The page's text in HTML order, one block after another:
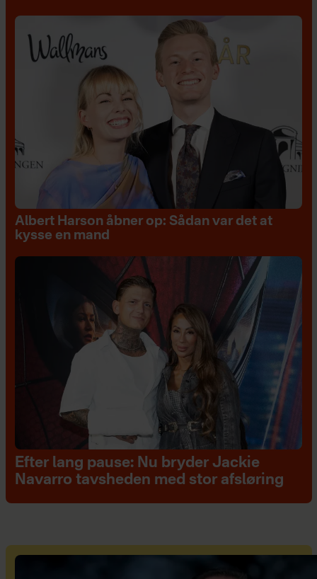
Albert Harson åbner op: Sådan var det at
kysse en mand
Efter lang pause: Nu bryder Jackie
Navarro tavsheden med stor afsløring